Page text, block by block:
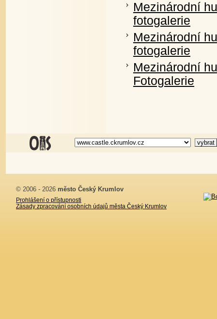
Mezinárodní
fotogalerie
Mezinárodní
fotogalerie
Mezinárodní
Fotogalerie
© 2006 - 2026 město Český Krumlov
Prohlášení o přístupnosti
Zásady zpracování osobních údajů města Český Krumlov